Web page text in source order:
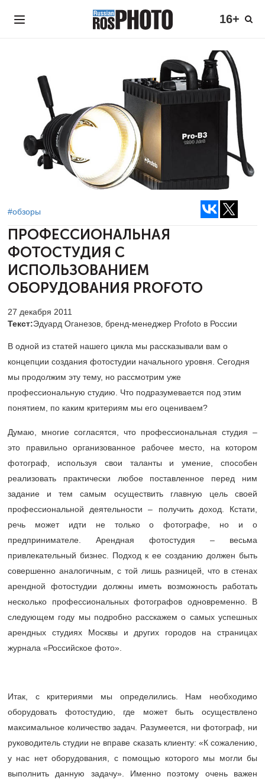
16+
#обзоры
ПРОФЕССИОНАЛЬНАЯ
ФОТОСТУДИЯ С
ИСПОЛЬЗОВАНИЕМ
ОБОРУДОВАНИЯ PROFOTO
27 декабря 2011
Текст:Эдуард Оганезов, бренд-менеджер Profoto в России
В одной из статей нашего цикла мы рассказывали вам о
концепции создания фотостудии начального уровня. Сегодня
мы продолжим эту тему, но рассмотрим уже
профессиональную студию. Что подразумевается под этим
понятием, по каким критериям мы его оцениваем?
Думаю, многие согласятся, что профессиональная студия –
это правильно организованное рабочее место, на котором
фотограф, используя свои таланты и умение, способен
реализовать практически любое поставленное перед ним
задание и тем самым осуществить главную цель своей
профессиональной деятельности – получить доход. Кстати,
речь может идти не только о фотографе, но и о
предпринимателе. Арендная фотостудия – весьма
привлекательный бизнес. Подход к ее созданию должен быть
совершенно аналогичным, с той лишь разницей, что в стенах
арендной фотостудии должны иметь возможность работать
несколько профессиональных фотографов одновременно. В
следующем году мы подробно расскажем о самых успешных
арендных студиях Москвы и других городов на страницах
журнала «Российское фото».
Итак, с критериями мы определились. Нам необходимо
оборудовать фотостудию, где может быть осуществлено
максимальное количество задач. Разумеется, ни фотограф, ни
руководитель студии не вправе сказать клиенту: «К сожалению,
у нас нет оборудования, с помощью которого мы могли бы
выполнить данную задачу». Именно поэтому очень важен